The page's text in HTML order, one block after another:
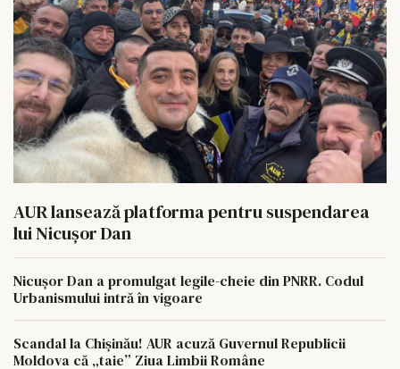
AUR lansează platforma pentru suspendarea
lui Nicușor Dan
Nicușor Dan a promulgat legile-cheie din PNRR. Codul
Urbanismului intră în vigoare
Scandal la Chișinău! AUR acuză Guvernul Republicii
Moldova că „taie” Ziua Limbii Române